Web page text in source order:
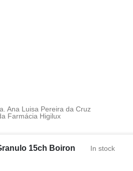
15ch Boiron
In stock
Ana Luisa Pereira da Cruz
Farmácia Higilux
reservados